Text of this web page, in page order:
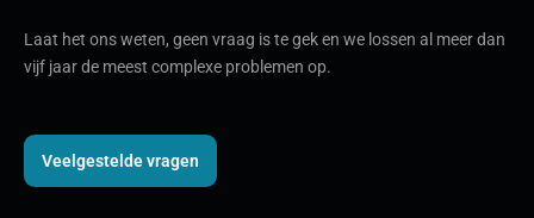
Laat het ons weten, geen vraag is te gek en we lossen al meer dan
vijf jaar de meest complexe problemen op.
Veelgestelde vragen